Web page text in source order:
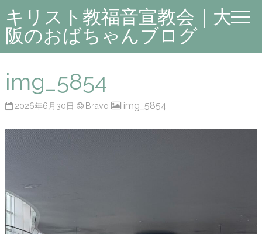
キリスト教福音宣教会｜大
阪のおばちゃんブログ
img_5854
2026年6月30日 Bravo img_5854